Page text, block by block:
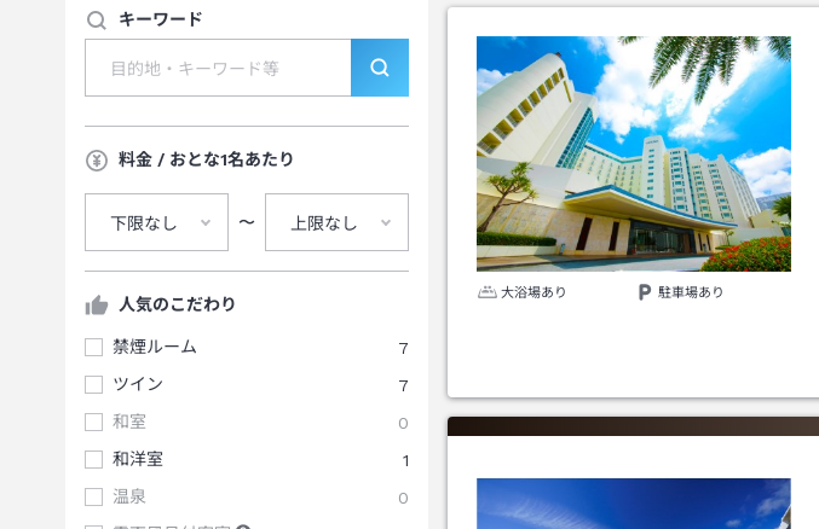
キーワード
料金 / おとな1名あたり
下限なし 〜 上限なし
人気のこだわり
禁煙ルーム
7
ツイン
7
和室
0
和洋室
1
温泉
0
大浴場あり 駐車場あり